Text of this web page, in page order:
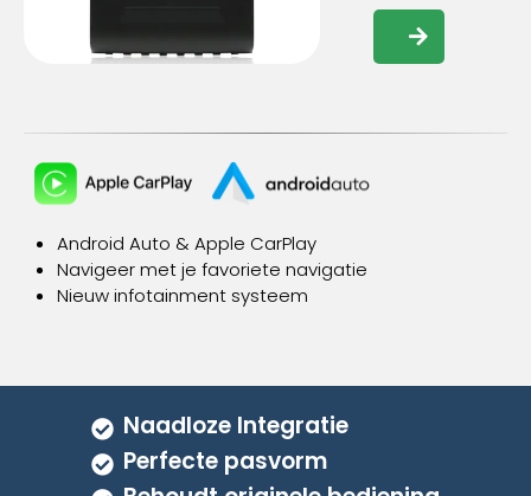
Dit
product
variaties.
Android Auto & Apple CarPlay
Navigeer met je favoriete navigatie
Nieuw infotainment systeem
Naadloze Integratie
Perfecte pasvorm